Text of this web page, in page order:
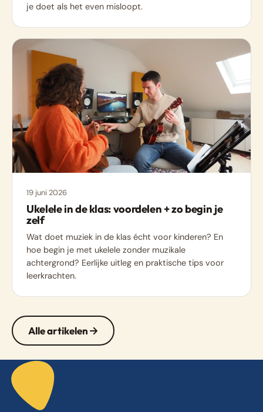
je doet als het even misloopt.
19 juni 2026
Ukelele in de klas: voordelen + zo begin je
zelf
Wat doet muziek in de klas écht voor kinderen? En
hoe begin je met ukelele zonder muzikale
achtergrond? Eerlijke uitleg en praktische tips voor
leerkrachten.
Alle artikelen